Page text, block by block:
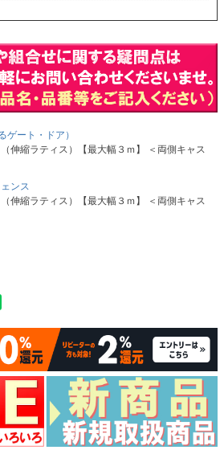
ゲート・ドア）
伸縮ラティス）【最大幅３ｍ】 ＜両側キャス
ンス
伸縮ラティス）【最大幅３ｍ】 ＜両側キャス